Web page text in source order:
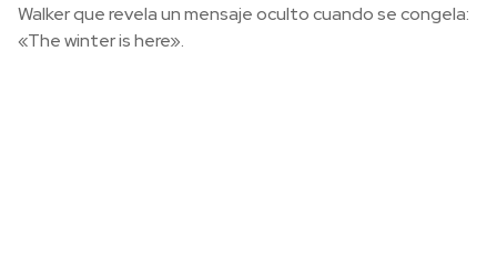
Walker que revela un mensaje oculto cuando se congela:
«The winter is here».